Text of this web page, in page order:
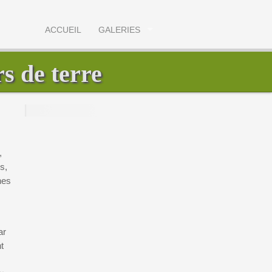
ACCUEIL GALERIES
de terre